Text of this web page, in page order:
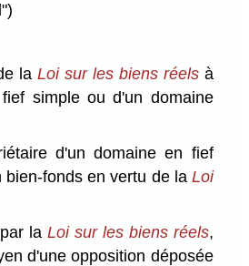
laLoi sur les biens réelsà
simple ou d'un domaine
d'un domaine en fief
fonds en vertu de la Loi
la Loi sur les biens réels,
d'une opposition déposée